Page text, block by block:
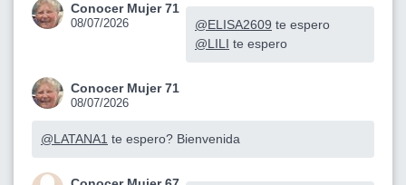
Conocer Mujer 71
08/07/2026 @ELISA2609 te espero
@LILI te espero
Conocer Mujer 71
08/07/2026
@LATANA1 te espero? Bienvenida